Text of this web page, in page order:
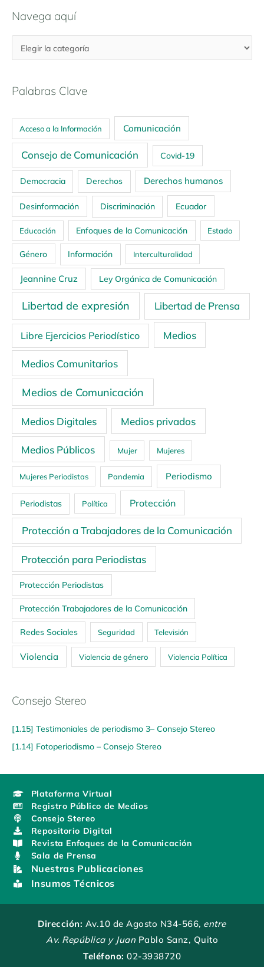
Navega aquí
Palabras Clave
Acceso a la Información Comunicación
Consejo de Comunicación Covid-19
Democracia Derechos Derechos humanos
Desinformación Discriminación Ecuador
Educación Enfoques de la Comunicación Estado
Género Información Interculturalidad
Jeannine Cruz Ley Orgánica de Comunicación
Libertad de expresión Libertad de Prensa
Libre Ejercicios Periodístico Medios
Medios Comunitarios
Medios de Comunicación
Medios Digitales Medios privados
Medios Públicos Mujer Mujeres
Mujeres Periodistas Pandemia Periodismo
Periodistas Política Protección
Protección a Trabajadores de la Comunicación
Protección para Periodistas
Protección Periodistas
Protección Trabajadores de la Comunicación
Redes Sociales Seguridad Televisión
Violencia Violencia de género Violencia Política
Consejo Stereo
[1.15] Testimoniales de periodismo 3– Consejo Stereo
[1.14] Fotoperiodismo – Consejo Stereo
Plataforma Virtual
Registro Público de Medios
Consejo Stereo
Repositorio Digital
Revista Enfoques de la Comunicación
Sala de Prensa
Nuestras Publicaciones
Insumos Técnicos
Dirección: Av.10 de Agosto N34-566, entre
Av. República y Juan Pablo Sanz, Quito
Teléfono: 02-3938720